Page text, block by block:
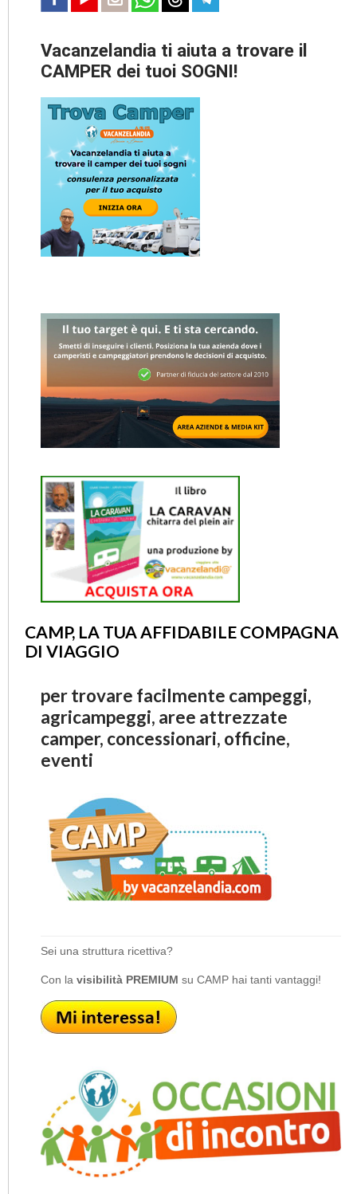
Vacanzelandia ti aiuta a trovare il
CAMPER dei tuoi SOGNI!
CAMP, LA TUA AFFIDABILE COMPAGNA
DI VIAGGIO
per trovare facilmente campeggi,
agricampeggi, aree attrezzate
camper, concessionari, officine,
eventi
Sei una struttura ricettiva?
Con la visibilità PREMIUM su CAMP hai tanti vantaggi!